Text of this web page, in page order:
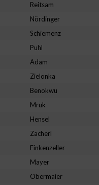
Reitsam
Nördinger
Schiemenz
Puhl
Adam
Zielonka
Benokwu
Mruk
Hensel
Zacherl
Finkenzeller
Mayer
Obermaier